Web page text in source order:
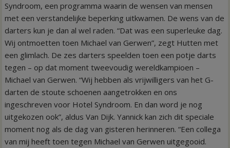
Syndroom, een programma waarin de wensen van mensen
met een verstandelijke beperking uitkwamen. De wens van de
darters kun je dan al wel raden. “Dat was een superleuke dag.
Wij ontmoetten toen Michael van Gerwen”, zegt Hutten met
een glimlach. De zes darters speelden toen een potje darts
tegen – op dat moment tweevoudig wereldkampioen –
Michael van Gerwen. “Wij hebben als vrijwilligers van het G-
darten de stoute schoenen aangetrokken en ons
ingeschreven voor Hotel Syndroom. En dan word je nog
uitgekozen ook”, aldus Van Dijk. Yannick kan zich dit speciale
moment nog als de dag van gisteren herinneren. “Een collega
van mij heeft toen tegen Michael van Gerwen uitgegooid.